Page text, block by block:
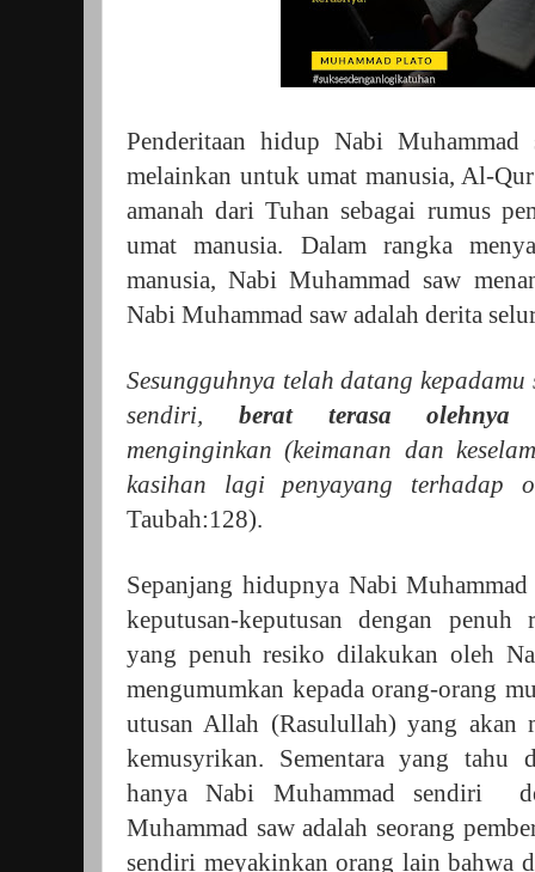
Penderitaan hidup Nabi
melainkan untuk umat manusia, Al-
amanah dari Tuhan sebagai rumus
umat manusia. Dalam rangka
manusia, Nabi Muhammad saw
Nabi Muhammad saw adalah derita
Sesungguhnya telah datang
sendiri, berat terasa olehnya
menginginkan (keimanan dan
kasihan lagi penyayang terhadap
Taubah:128).
Sepanjang hidupnya Nabi
keputusan-keputusan dengan penuh
yang penuh resiko dilakukan oleh
mengumumkan kepada orang-orang
utusan Allah (Rasulullah) yang akan
kemusyrikan. Sementara yang tahu
hanya Nabi Muhammad sendiri
Muhammad saw adalah seorang
sendiri meyakinkan orang lain bahwa